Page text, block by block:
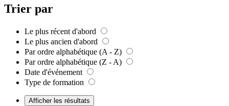
Trier par
Le plus récent d'abord
Le plus ancien d'abord
Par ordre alphabétique (A - Z)
Par ordre alphabétique (Z - A)
Date d'événement
Type de formation
Afficher les résultats